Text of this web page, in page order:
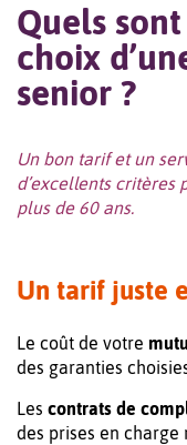
Quels
choix
senior ?
Un bon tarif et un
d’excellents critères
plus de 60 ans.
Un tarif juste
Le coût de votre
des garanties
Les contrats de
des prises en charge